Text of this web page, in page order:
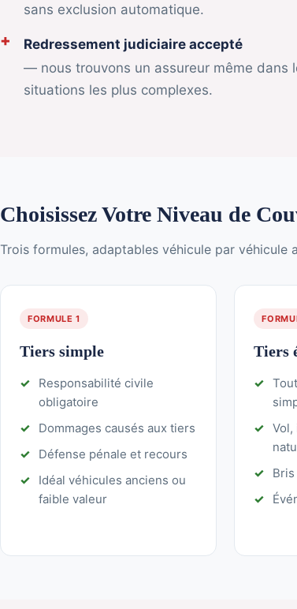
sans exclusion automatique.
Redressement judiciaire accepté
— nous trouvons un assureur même dans
situations les plus complexes.
Choisissez Votre Niveau de
Trois formules, adaptables véhicule par véhicule
FORMULE 1
Tiers simple
Responsabilité civile
obligatoire
Dommages causés aux tiers
Défense pénale et recours
Idéal véhicules anciens ou
faible valeur
Tiers